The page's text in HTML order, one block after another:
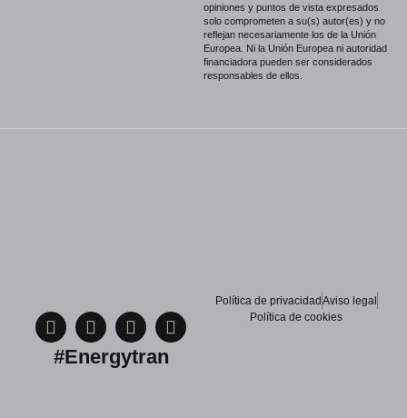
opiniones y puntos de vista expresados
solo comprometen a su(s) autor(es) y no
reflejan necesariamente los de la Unión
Europea. Ni la Unión Europea ni autoridad
financiadora pueden ser considerados
responsables de ellos.
#Energytran
Política de privacidad Aviso legal
Política de cookies